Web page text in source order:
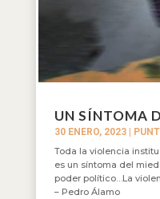
UN SÍNTOMA
30 ENERO, 2023|
Toda la violencia
es un síntoma del
poder político…La
– Pedro Álamo